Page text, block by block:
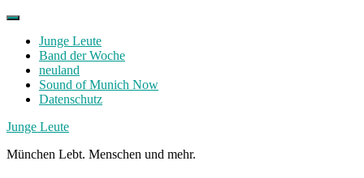
Skip
contentJunge Leute
Band der Woche
neuland
Sound of Munich Now
Datenschutz
Facebook
Twitter
Instagram
Junge Leute
München Lebt. Menschen und mehr.